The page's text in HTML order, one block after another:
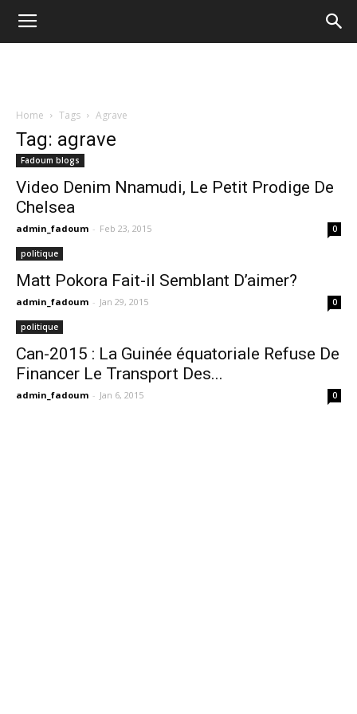
Home Tags Agrave
Tag: agrave
Fadoum blogs
Video Denim Nnamudi, Le Petit Prodige De
Chelsea
admin_fadoum - Feb 23, 2015 0
politique
Matt Pokora Fait-il Semblant D’aimer?
admin_fadoum - Jan 29, 2015 0
politique
Can-2015 : La Guinée équatoriale Refuse De
Financer Le Transport Des...
admin_fadoum - Jan 6, 2015 0